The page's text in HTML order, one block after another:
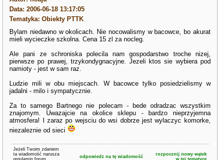
Data: 2006-06-18 13:17:05
Tematyka: Obiekty PTTK
Bylam niedawno w okolicach. Nie nocowalismy w bacowce, bo akurat
mieli wycieczke szkolna. Cena 15 zl za nocleg.
Ale pani ze schroniska polecila nam gospodarstwo troche nizej,
pierwsze po prawej, trzykondygnacyjne. Jezeli ktos sie wybiera pod
namioty - jest w sam raz.
Ludzie mili w obu miejscach. W bacowce tylko posiedzielismy w
jadalni - milo i sympatycznie.
Za to samego Bartnego nie polecam - bede odradzac wszystkim
znajomym. Uwazajcie na okolice sklepu - bardzo nieprzyjemna
atmosfera! I zaraz po wejsciu do wsi dobrze jest wylaczyc komorke,
niezaleznie od sieci
Jeżeli Twoim zdaniem
ta wiadomość narusza
regulamin forum
odpowiedz na tę wiadomość
rozpocznij nowy wątek
w tej tematyce